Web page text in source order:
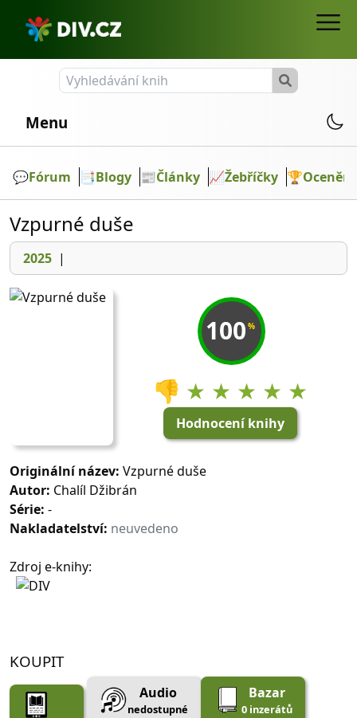
Menu
💬️Fórum 📑Blogy 📰Články 📈Žebříčky 🏆Ocenění
Vzpurné duše
2025 |
100 %
👎 ★ ★ ★ ★ ★
Hodnocení knihy
Originální název: Vzpurné duše
Autor: Chalíl Džibrán
Série: -
Nakladatelství: neuvedeno
Zdroj e-knihy:
KOUPIT
Audio
nedostupné
Bazar
0 inzerátů